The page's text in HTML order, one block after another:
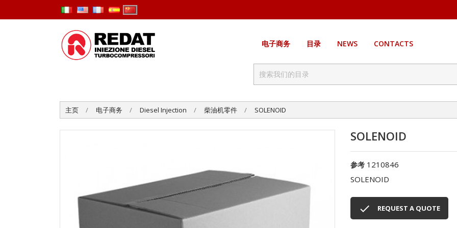
电子商务 目录 NEWS CONTACTS
主页 电子商务 Diesel Injection 柴油机零件 SOLENOID
SOLENOID
参考 1210846
SOLENOID
 REQUEST A QUOTE